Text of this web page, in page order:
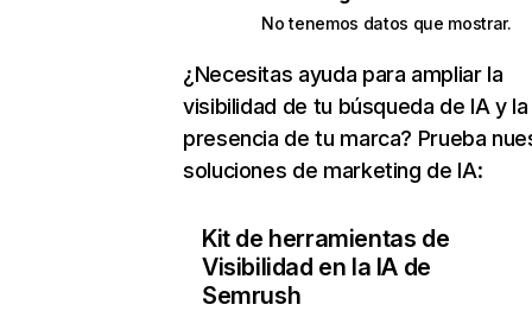
No tenemos datos que mostrar.
¿Necesitas ayuda para ampliar la
visibilidad de tu búsqueda de IA y la
presencia de tu marca? Prueba
soluciones de marketing de IA:
Kit de herramientas de
Visibilidad en la IA de
Semrush